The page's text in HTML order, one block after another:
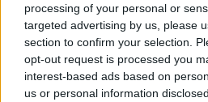
processing of your personal or
targeted advertising by us, please
section to confirm your selection.
opt-out request is processed you
interest-based ads based on
us or personal information
USD
Japán – 53
Ausztrália – kb.
Franciaország –